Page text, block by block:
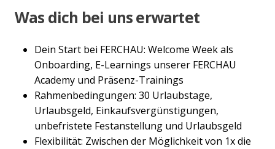
Was dich bei uns erwartet
Dein Start bei FERCHAU: Welcome Week als
Onboarding, E-Learnings unserer FERCHAU
Academy und Präsenz-Trainings
Rahmenbedingungen: 30 Urlaubstage,
Urlaubsgeld, Einkaufsvergünstigungen,
unbefristete Festanstellung und Urlaubsgeld
Flexibilität: Zwischen der Möglichkeit von 1x die